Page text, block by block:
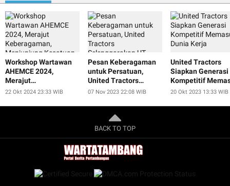
Workshop Wartawan
AHEMCE 2024,
Merajut
Keberagaman,
dan Menjaga
22 Okt 2024 23:33 WIB
Pesan Keberagaman
untuk Persatuan,
United Tractors
Selenggarakan UT
2023
07 Nov 2023 22:08 WIB
United Tractors
Siapkan Generasi
Kompetitif
Dunia Kerja
20 Okt 2023 13:33 WIB
BACK TO TOP